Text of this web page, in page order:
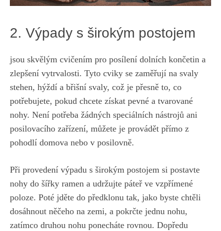
2. Výpady s širokým postojem
jsou​ skvělým cvičením​ pro posílení dolních končetin a
zlepšení vytrvalosti. Tyto cviky se zaměřují na svaly⁢
stehen, hýždí a břišní svaly, což je přesně to, co
potřebujete, pokud chcete získat‍ pevné a tvarované
nohy. Není potřeba žádných speciálních nástrojů ani
posilovacího zařízení, můžete je provádět přímo z
pohodlí domova​ nebo v posilovně.
Při provedení výpadu s ​širokým postojem si postavte
nohy do šířky ramen a udržujte‍ páteř ve vzpřímené
poloze. Poté jděte do předklonu⁢ tak, jako‌ byste chtěli
dosáhnout něčeho na ⁣zemi, a pokrčte ‌jednu nohu,
zatímco druhou ⁣nohu ‍ponecháte rovnou. Dopředu